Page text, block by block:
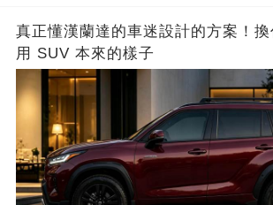
真正懂漢蘭達的車迷設計的方案！
用 SUV 本來的樣子